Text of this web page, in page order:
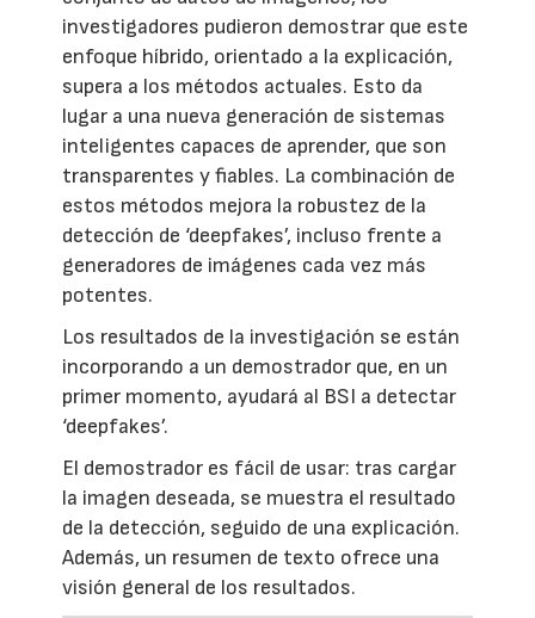
investigadores pudieron demostrar que este
enfoque híbrido, orientado a la explicación,
supera a los métodos actuales. Esto da
lugar a una nueva generación de sistemas
inteligentes capaces de aprender, que son
transparentes y fiables. La combinación de
estos métodos mejora la robustez de la
detección de ‘deepfakes’, incluso frente a
generadores de imágenes cada vez más
potentes.
Los resultados de la investigación se están
incorporando a un demostrador que, en un
primer momento, ayudará al BSI a detectar
‘deepfakes’.
El demostrador es fácil de usar: tras cargar
la imagen deseada, se muestra el resultado
de la detección, seguido de una explicación.
Además, un resumen de texto ofrece una
visión general de los resultados.